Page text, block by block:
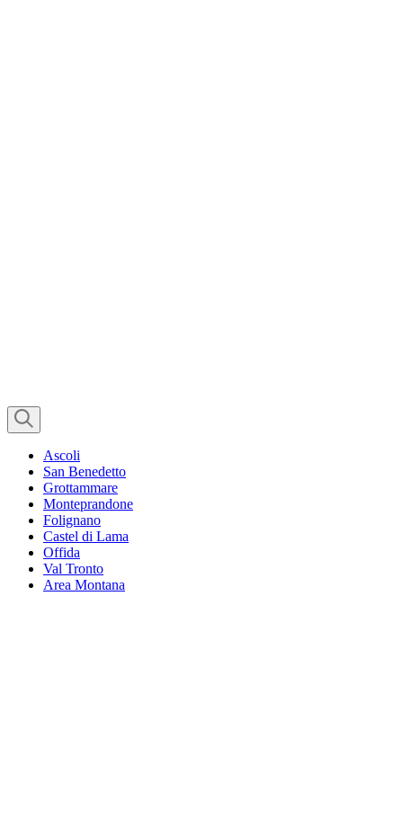
Ascoli
San Benedetto
Grottammare
Monteprandone
Folignano
Castel di Lama
Offida
Val Tronto
Area Montana